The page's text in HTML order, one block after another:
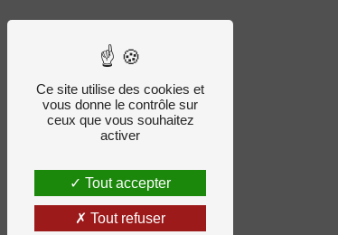
Ce site utilise des cookies et
vous donne le contrôle sur
ceux que vous souhaitez
activer
Tout accepter
Tout refuser